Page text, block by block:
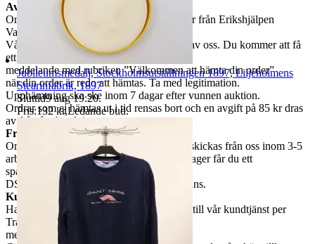
Avhämtning
Om du väljer avhämtning hämtas din order från Erikshjälpen
Varutlämning,
Vårby Allé 53 efter den har blivit packad av oss. Du kommer att få
ett separat
meddelande med rubriken ”Välkommen att hämta din order”
när din order är redo att hämtas. Ta med legitimation.
Upphämtning ska ske inom 7 dagar efter vunnen auktion.
Ordrar som ej hämtas ut i tid rensas bort och en avgift på 85 kr dras
av från återbetalningen.
Frakt
Om du har valt frakt kommer din vara att skickas från oss inom 3-5
arbetsdagar. När din vara har lämnat vårt lager får du ett
spårningsnummer av
DSV inom kort där du kan följa din leverans.
Kundservice
Har du frågor eller funderingar hör av dig till vår kundtjänst per
Traderas
meddelande funktion.
Jubileumsmedalj, Stockholmsutställningen 1897, Liljeholmens
Stearinfabrik, 1897
Sluttid9 aug 19:20.
Pris:132 kr,Ledande bud.